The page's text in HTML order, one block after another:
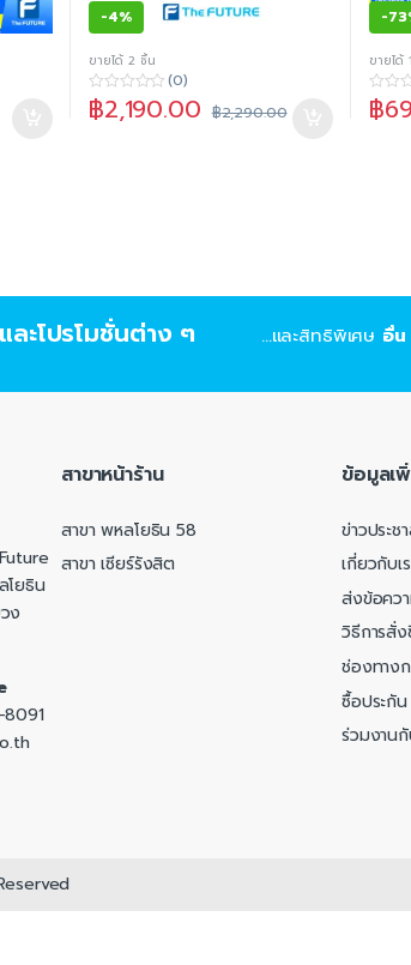
-4%
ขายได้ 2 ชิ้น
0
o
(0)
฿2,190.00 ฿2,290.00
-
ขายได้
0
o฿
ะโปรโมชั่นต่าง ๆ ...และสิทธิพิเศษ อื่น
โยธิน
ง
สาขาหน้าร้าน
สาขา พหลโยธิน 58
สาขา เซียร์รังสิต
ข้อมูลเ
ข่าวประ
เกี่ยวกับเ
ส่งข้อควา
วิธีการสั่
ช่องทางก
ซื้อประกั
ร่วมงานกั